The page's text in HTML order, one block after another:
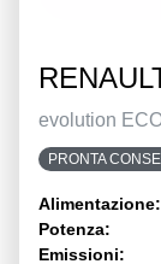
evolution
PRONTA
Alimentazione:
Potenza:
Emissioni: